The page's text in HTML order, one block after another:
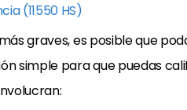
(11550 HS)
graves, es posible que
simple para que puedas